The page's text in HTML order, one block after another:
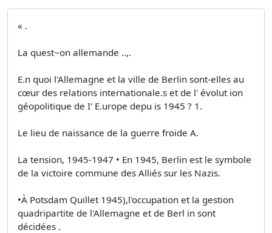
« .
La quest~on allemande ..,.
E.n quoi l'Allemagne et la ville de Berlin sont-elles au
cœur des relations internationale.s et de l' évolut ion
géopolitique de I' E.urope depu is 1945 ? 1.
Le lieu de naissance de la guerre froide A.
La tension, 1945-1947 • En 1945, Berlin est le symbole
de la victoire commune des Alliés sur les Nazis.
•À Potsdam Quillet 1945),l'occupation et la gestion
quadripartite de l'Allemagne et de Berl in sont
décidées .